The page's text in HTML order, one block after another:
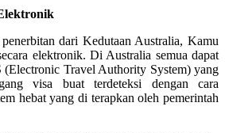
penerbitan dari Kedutaan Australia, Kamu
elektronik. Di Australia semua dapat
(Electronic Travel Authority System) yang
visa buat terdeteksi dengan cara
hebat yang di terapkan oleh pemerintah